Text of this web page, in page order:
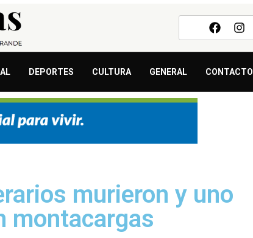
DEPORTES CULTURA GENERAL CONTACTO
murieron y uno
montacargas